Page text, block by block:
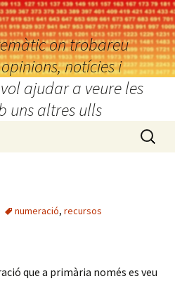
on trobareu
notícies i
ajudar a veure les
uns altres ulls
Cerca:
numeració, recursos
que a primària només es veu